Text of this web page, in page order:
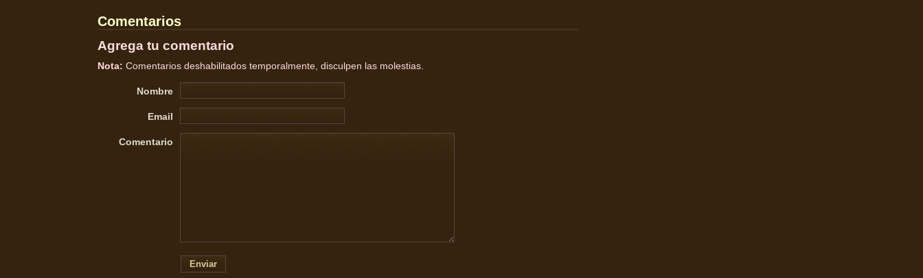
Comentarios
Agrega tu comentario
Nota: Comentarios deshabilitados temporalmente, disculpen las molestias.
Nombre
Email
Comentario
Enviar